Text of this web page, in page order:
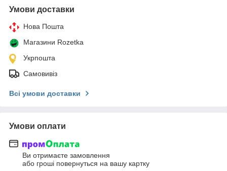
Умови доставки
Нова Пошта
Магазини Rozetka
Укрпошта
Самовивіз
Всі умови доставки
Умови оплати
Ви отримаєте замовлення
або гроші повернуться на вашу картку